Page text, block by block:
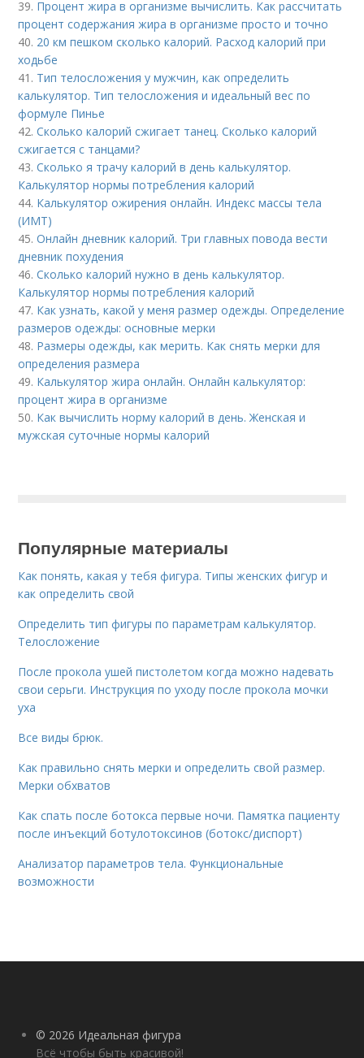
39. Процент жира в организме вычислить. Как рассчитать
процент содержания жира в организме просто и точно
40. 20 км пешком сколько калорий. Расход калорий при
ходьбе
41. Тип телосложения у мужчин, как определить
калькулятор. Тип телосложения и идеальный вес по
формуле Пинье
42.Сколько калорий сжигает танец. Сколько калорий
сжигается с танцами?
43.Сколько я трачу калорий в день калькулятор.
Калькулятор нормы потребления калорий
44. Калькулятор ожирения онлайн. Индекс массы тела
(ИМТ)
45.Онлайн дневник калорий. Три главных повода вести
дневник похудения
46.Сколько калорий нужно в день калькулятор.
Калькулятор нормы потребления калорий
47. Как узнать, какой у меня размер одежды. Определение
размеров одежды: основные мерки
48. Размеры одежды, как мерить. Как снять мерки для
определения размера
49. Калькулятор жира онлайн. Онлайн калькулятор:
процент жира в организме
50. Как вычислить норму калорий в день. Женская и
мужская суточные нормы калорий
Популярные материалы
Как понять, какая у тебя фигура. Типы женских фигур и
как определить свой
Определить тип фигуры по параметрам калькулятор.
Телосложение
После прокола ушей пистолетом когда можно надевать
свои серьги. Инструкция по уходу после прокола мочки
уха
Все виды брюк.
Как правильно снять мерки и определить свой размер.
Мерки обхватов
Как спать после ботокса первые ночи. Памятка пациенту
после инъекций ботулотоксинов (ботокс/диспорт)
Анализатор параметров тела. Функциональные
возможности
© 2026 Идеальная фигура
Всё чтобы быть красивой!